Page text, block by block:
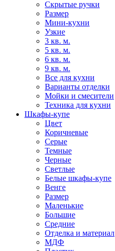
Скрытые ручки
Размер
Мини-кухни
Узкие
3 кв. м.
5 кв. м.
6 кв. м.
9 кв. м.
Все для кухни
Варианты отделки
Мойки и смесители
Техника для кухни
Шкафы-купе
Цвет
Коричневые
Серые
Темные
Черные
Светлые
Белые шкафы-купе
Венге
Размер
Маленькие
Большие
Средние
Отделка и материал
МДФ